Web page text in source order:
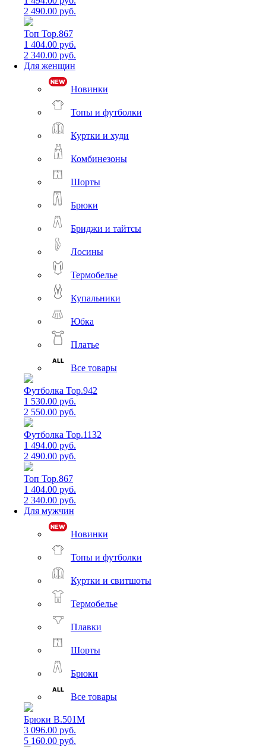
2 490.00 руб.
Топ Top.867
1 404.00 руб.
2 340.00 руб.
Для женщин
Новинки
Топы и футболки
Куртки и худи
Комбинезоны
Шорты
Брюки
Бриджи и тайтсы
Лосины
Термобелье
Купальники
Юбка
Платье
Все товары
Футболка Top.942
1 530.00 руб.
2 550.00 руб.
Футболка Top.1132
1 494.00 руб.
2 490.00 руб.
Топ Top.867
1 404.00 руб.
2 340.00 руб.
Для мужчин
Новинки
Топы и футболки
Куртки и свитшоты
Термобелье
Плавки
Шорты
Брюки
Все товары
Брюки B.501M
3 096.00 руб.
5 160.00 руб.